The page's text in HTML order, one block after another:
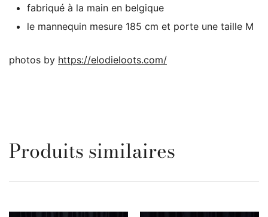
fabriqué à la main en belgique
le mannequin mesure 185 cm et porte une taille M
photos by https://elodieloots.com/
Produits similaires